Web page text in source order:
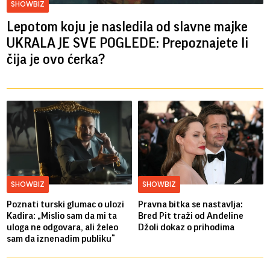
SHOWBIZ
Lepotom koju je nasledila od slavne majke
UKRALA JE SVE POGLEDE: Prepoznajete li
čija je ovo ćerka?
SHOWBIZ
Poznati turski glumac o ulozi
Kadira: „Mislio sam da mi ta
uloga ne odgovara, ali želeo
sam da iznenadim publiku“
SHOWBIZ
Pravna bitka se nastavlja:
Bred ​​Pit traži od Anđeline
Džoli dokaz o prihodima